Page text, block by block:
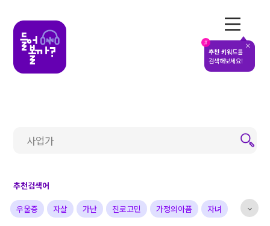
#
추천 키워드를
검색해보세요!
추천검색어
우울증 자살 가난 진로고민 가정의아픔 자녀